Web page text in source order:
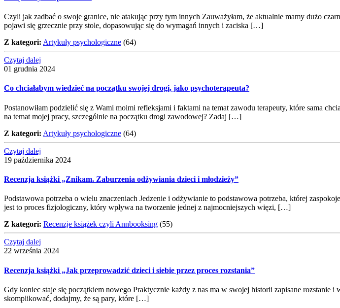
Czyli jak zadbać o swoje granice, nie atakując przy tym innych Zauważyłam, że aktualnie mamy dużo
pojawi się grzecznie przy stole, dopasowując się do wymagań innych i zaciska […]
Z kategori: Artykuły psychologiczne (64)
Czytaj dalej
01 grudnia 2024
Co chciałabym wiedzieć na początku swojej drogi, jako psychoterapeuta?
Postanowiłam podzielić się z Wami moimi refleksjami i faktami na temat zawodu terapeuty, które sama
na temat mojej pracy, szczególnie na początku drogi zawodowej? Zadaj […]
Z kategori: Artykuły psychologiczne (64)
Czytaj dalej
19 października 2024
Recenzja książki „Znikam. Zaburzenia odżywiania dzieci i młodzieży”
Podstawowa potrzeba o wielu znaczeniach Jedzenie i odżywianie to podstawowa potrzeba, której
jest to proces fizjologiczny, który wpływa na tworzenie jednej z najmocniejszych więzi, […]
Z kategori: Recenzje książek czyli Annbooksing (55)
Czytaj dalej
22 września 2024
Recenzja książki „Jak przeprowadzić dzieci i siebie przez proces rozstania”
Gdy koniec staje się początkiem nowego Praktycznie każdy z nas ma w swojej historii zapisane
skomplikować, dodajmy, że są pary, które […]